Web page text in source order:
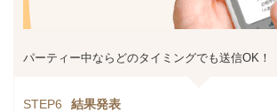
パーティー中ならどのタイミングでも送信OK！
STEP6 結果発表